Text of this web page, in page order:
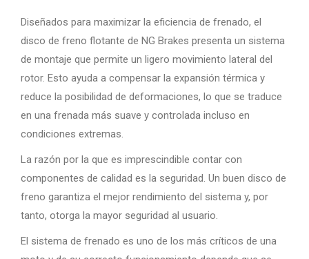
Diseñados para maximizar la eficiencia de frenado, el
disco de freno flotante de NG Brakes presenta un sistema
de montaje que permite un ligero movimiento lateral del
rotor. Esto ayuda a compensar la expansión térmica y
reduce la posibilidad de deformaciones, lo que se traduce
en una frenada más suave y controlada incluso en
condiciones extremas.
La razón por la que es imprescindible contar con
componentes de calidad es la seguridad. Un buen disco de
freno garantiza el mejor rendimiento del sistema y, por
tanto, otorga la mayor seguridad al usuario.
El sistema de frenado es uno de los más críticos de una